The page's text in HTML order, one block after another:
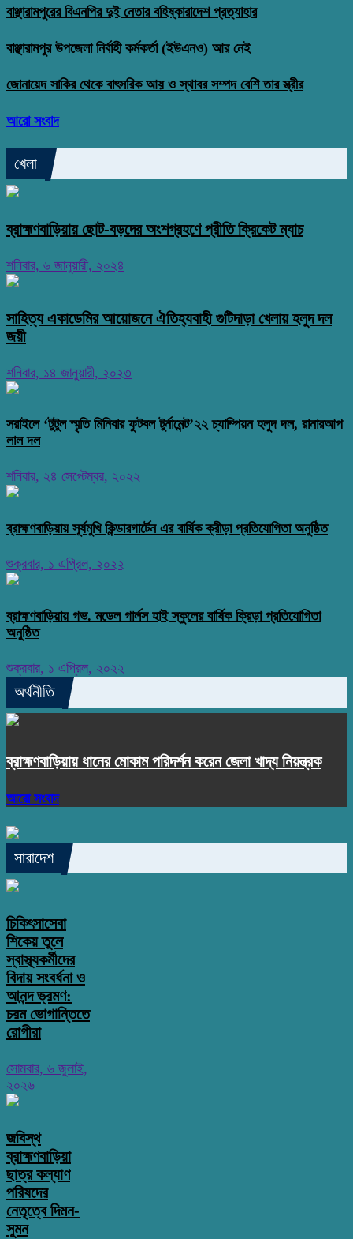
বাঞ্ছারামপুরের বিএনপির দুই নেতার বহিষ্কারাদেশ প্রত্যাহার
বাঞ্ছারামপুর উপজেলা নির্বাহী কর্মকর্তা (ইউএনও) আর নেই
জোনায়েদ সাকির থেকে বাৎসরিক আয় ও স্থাবর সম্পদ বেশি তার স্ত্রীর
আরো সংবাদ
খেলা
ব্রাহ্মণবাড়িয়ায় ছোট-বড়দের অংশগ্রহণে প্রীতি ক্রিকেট ম্যাচ
শনিবার, ৬ জানুয়ারী, ২০২৪
সাহিত্য একাডেমির আয়োজনে ঐতিহ্যবাহী গুটিদাড়া খেলায় হলুদ দল
জয়ী
শনিবার, ১৪ জানুয়ারী, ২০২৩
সরাইলে ‘টুটুল স্মৃতি মিনিবার ফুটবল টুর্নামেন্ট’২২ চ্যাম্পিয়ন হলুদ দল, রানারআপ
লাল দল
শনিবার, ২৪ সেপ্টেম্বর, ২০২২
ব্রাহ্মণবাড়িয়ায় সূর্যমুখি কিন্ডারগার্টেন এর বার্ষিক ক্রীড়া প্রতিযোগিতা অনুষ্ঠিত
শুক্রবার, ১ এপ্রিল, ২০২২
ব্রাহ্মণবাড়িয়ায় গভ. মডেল গার্লস হাই স্কুলের বার্ষিক ক্রিড়া প্রতিযোগিতা
অনুষ্ঠিত
শুক্রবার, ১ এপ্রিল, ২০২২
অর্থনীতি
ব্রাহ্মণবাড়িয়ায় ধানের মোকাম পরিদর্শন করেন জেলা খাদ্য নিয়ন্ত্রক
আরো সংবাদ
সারাদেশ
চিকিৎসাসেবা
শিকেয় তুলে
স্বাস্থ্যকর্মীদের
বিদায় সংবর্ধনা ও
আনন্দ ভ্রমণ:
চরম ভোগান্তিতে
রোগীরা
সোমবার, ৬ জুলাই,
২০২৬
জবিস্থ
ব্রাহ্মণবাড়িয়া
ছাত্র কল্যাণ
পরিষদের
নেতৃত্বে দিমন-
সুমন